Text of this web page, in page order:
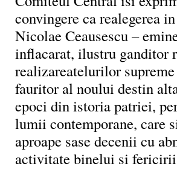
convingere ca realegerea
Nicolae Ceausescu –
inflacarat, ilustru ganditor
realizareatelurilor
fauritor al noului destin
epoci din istoria patriei,
lumii contemporane, care
aproape sase decenii cu
activitate binelui si